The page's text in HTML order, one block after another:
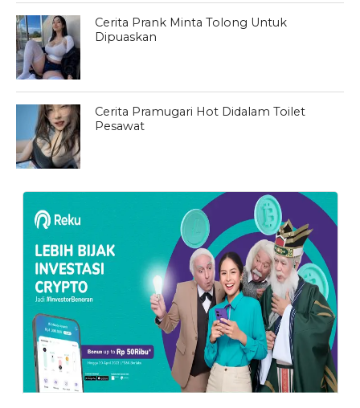
Cerita Prank Minta Tolong Untuk
Dipuaskan
Cerita Pramugari Hot Didalam Toilet
Pesawat